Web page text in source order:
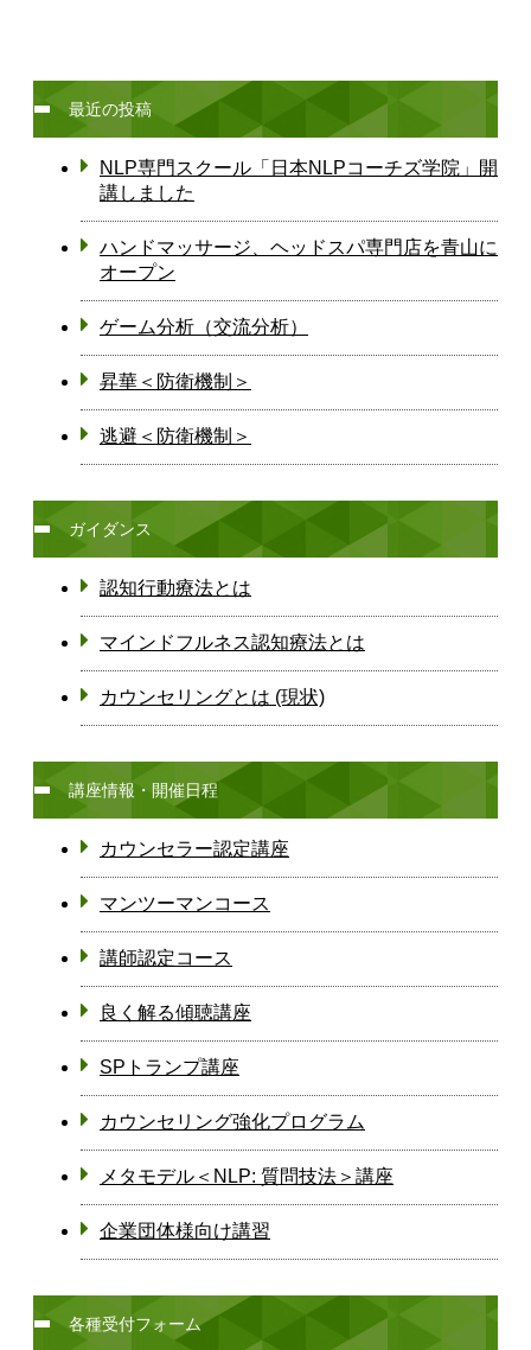
最近の投稿
NLP専門スクール「日本NLPコーチズ学院」開
講しました
ハンドマッサージ、ヘッドスパ専門店を青山に
オープン
ゲーム分析（交流分析）
昇華＜防衛機制＞
逃避＜防衛機制＞
ガイダンス
認知行動療法とは
マインドフルネス認知療法とは
カウンセリングとは (現状)
講座情報・開催日程
カウンセラー認定講座
マンツーマンコース
講師認定コース
良く解る傾聴講座
SPトランプ講座
カウンセリング強化プログラム
メタモデル＜NLP: 質問技法＞講座
企業団体様向け講習
各種受付フォーム